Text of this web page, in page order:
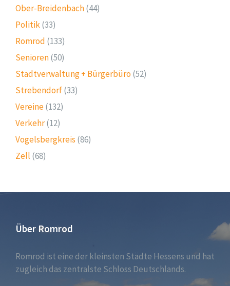
Ober-Breidenbach(44)
Politik(33)
Romrod (133)
Senioren(50)
Stadtverwaltung + Bürgerbüro (52)
Strebendorf(33)
Vereine(132)
Verkehr(12)
Vogelsbergkreis (86)
Zell (68)
Über Romrod
Romrod ist eine der kleinsten Städte Hessens und hat
zugleich das zentralste Schloss Deutschlands.